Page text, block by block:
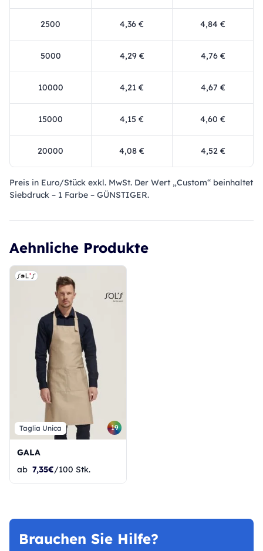
2500 4,36 € 4,84 €
5000 4,29 € 4,76 €
10000 4,21 € 4,67 €
15000 4,15 € 4,60 €
20000 4,08 € 4,52 €
Preis in Euro/Stück exkl. MwSt. Der Wert „Custom“ beinhaltet
Siebdruck – 1 Farbe – GÜNSTIGER.
Aehnliche Produkte
Taglia Unica 19
GALA
ab 7,35€/100 Stk.
Brauchen Sie Hilfe?